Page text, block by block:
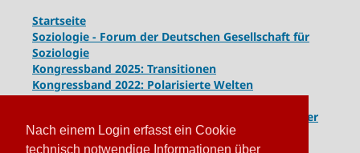
Nach einem Login erfasst ein Cookie
technisch notwendige Informationen über
Startseite
Soziologie - Forum der Deutschen Gesellschaft für
Soziologie
Kongressband 2025: Transitionen
Kongressband 2022: Polarisierte Welten
Kongressband 2020: Gesellschaft unter Spannung
Komplexe Dynamiken globaler
und lokaler Entwicklungen
Kongressband 2016: Geschlossene Gesellschaften